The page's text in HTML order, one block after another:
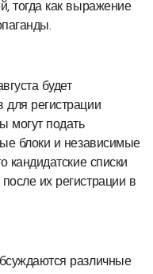
тогда как выражение
будет
для регистрации
могут подать
блоки и независимые
кандидатские списки
их регистрации в
различные